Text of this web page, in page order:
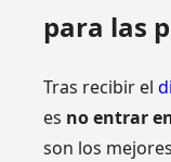
para las
Tras recibir el
es no entrar
son los